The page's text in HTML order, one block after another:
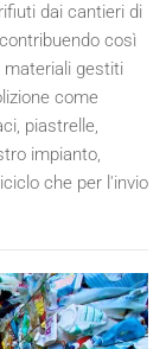
dai cantieri di
così
materiali gestiti
come
piastrelle,
impianto,
che per l'invio